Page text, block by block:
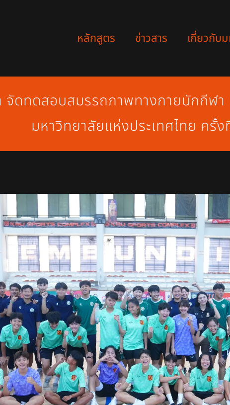
หลักสูตร ข่าวสาร เกี่ยวกับ
ดทดสอบสมรรถภาพทางกายนักกีฬ
มหาวิทยาลัยแห่งประเทศไทย ครั้ง